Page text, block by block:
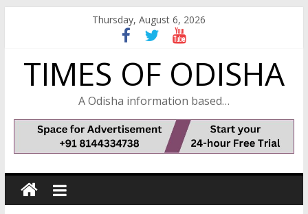
Thursday, August 6, 2026
TIMES OF ODISHA
A Odisha information based…